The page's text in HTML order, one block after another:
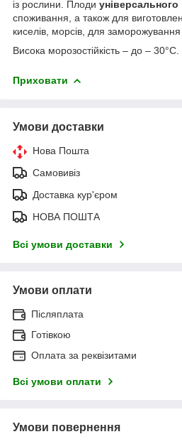
із рослини. Плоди
споживання, а також для
киселів, морсів, для заморожування
Висока морозостійкість – до – 30°С.
Приховати
Умови доставки
Нова Пошта
Самовивіз
Доставка кур'єром
НОВА ПОШТА
Всі умови доставки
Умови оплати
Післяплата
Готівкою
Оплата за реквізитами
Всі умови оплати
Умови повернення